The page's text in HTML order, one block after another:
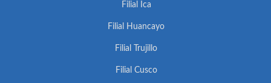
Filial Ica
Filial Huancayo
Filial Trujillo
Filial Cusco